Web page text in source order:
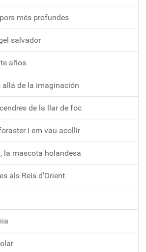
més profundes
salvador
años
allá de la imaginación
de la llar de foc
i em vau acollir
la mascota holandesa
als Reis d'Orient